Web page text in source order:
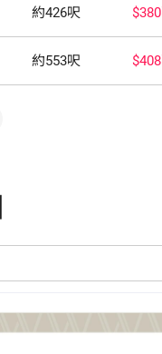
約426呎
約553呎